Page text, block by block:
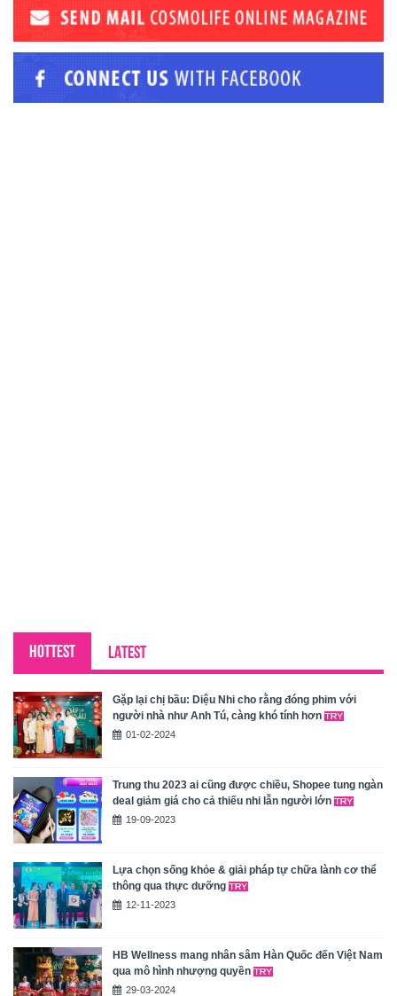
HOTTEST LATEST
Gặp lại chị bầu: Diệu Nhi cho rằng đóng phim với
người nhà như Anh Tú, càng khó tính hơn
01-02-2024
Trung thu 2023 ai cũng được chiều, Shopee tung ngàn
deal giảm giá cho cả thiếu nhi lẫn người lớn
19-09-2023
Lựa chọn sống khỏe & giải pháp tự chữa lành cơ thể
thông qua thực dưỡng
12-11-2023
HB Wellness mang nhân sâm Hàn Quốc đến Việt Nam
qua mô hình nhượng quyền
29-03-2024